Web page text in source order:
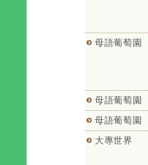
母語葡萄園
母語葡萄園
母語葡萄園
大專世界